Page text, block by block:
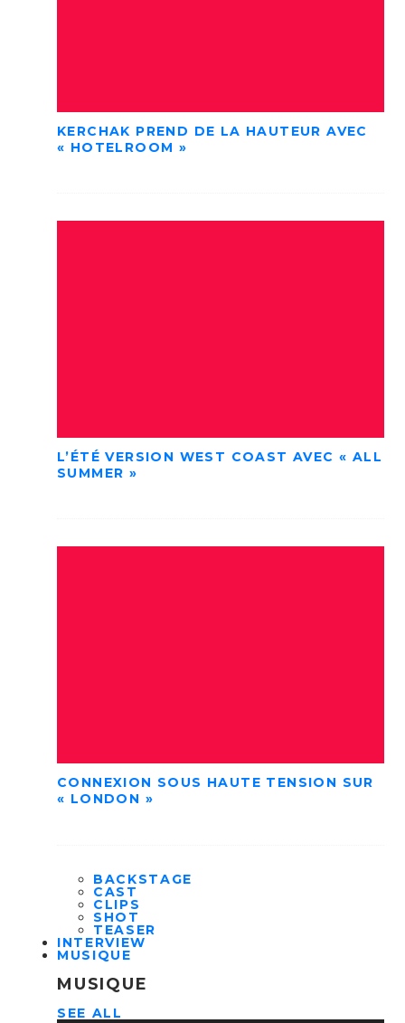
KERCHAK PREND DE LA HAUTEUR AVEC
« HOTELROOM »
L’ÉTÉ VERSION WEST COAST AVEC « ALL
SUMMER »
CONNEXION SOUS HAUTE TENSION SUR
« LONDON »
BACKSTAGE
CAST
CLIPS
SHOT
TEASER
INTERVIEW
MUSIQUE
MUSIQUE
SEE ALL